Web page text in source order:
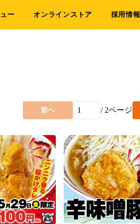
ー オンラインストア 採用情報
前へ / 2ページ